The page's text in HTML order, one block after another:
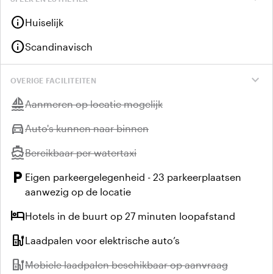
infoHuiselijk
infoScandinavisch
expand_more
OVERIGE FACILITEITEN
sailingNiet beschikbaar:
Aanmeren op locatie mogelijk
directions_carNiet beschikbaar:
Auto's kunnen naar binnen
directions_boatNiet beschikbaar:
Bereikbaar per watertaxi
local_parking Eigen parkeergelegenheid - 23 parkeerplaatsen
aanwezig op de locatie
hotelHotels in de buurt op 27 minuten loopafstand
ev_stationLaadpalen voor elektrische auto’s
ev_stationNiet beschikbaar:
Mobiele laadpalen beschikbaar op aanvraag